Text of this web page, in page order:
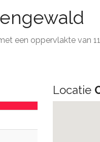
een oppervlakte van
Locatie